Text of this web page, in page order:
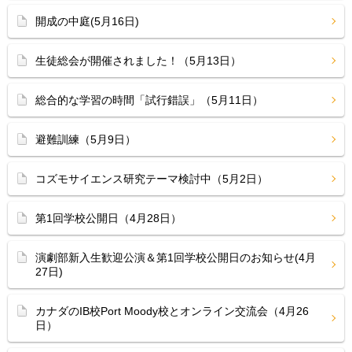
開成の中庭(5月16日)
生徒総会が開催されました！（5月13日）
総合的な学習の時間「試行錯誤」（5月11日）
避難訓練（5月9日）
コズモサイエンス研究テーマ検討中（5月2日）
第1回学校公開日（4月28日）
演劇部新入生歓迎公演＆第1回学校公開日のお知らせ(4月
27日)
カナダのIB校Port Moody校とオンライン交流会（4月26
日）